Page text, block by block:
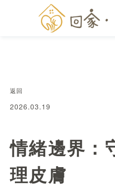
返回
2026.03.19
情緒邊界：
理皮膚